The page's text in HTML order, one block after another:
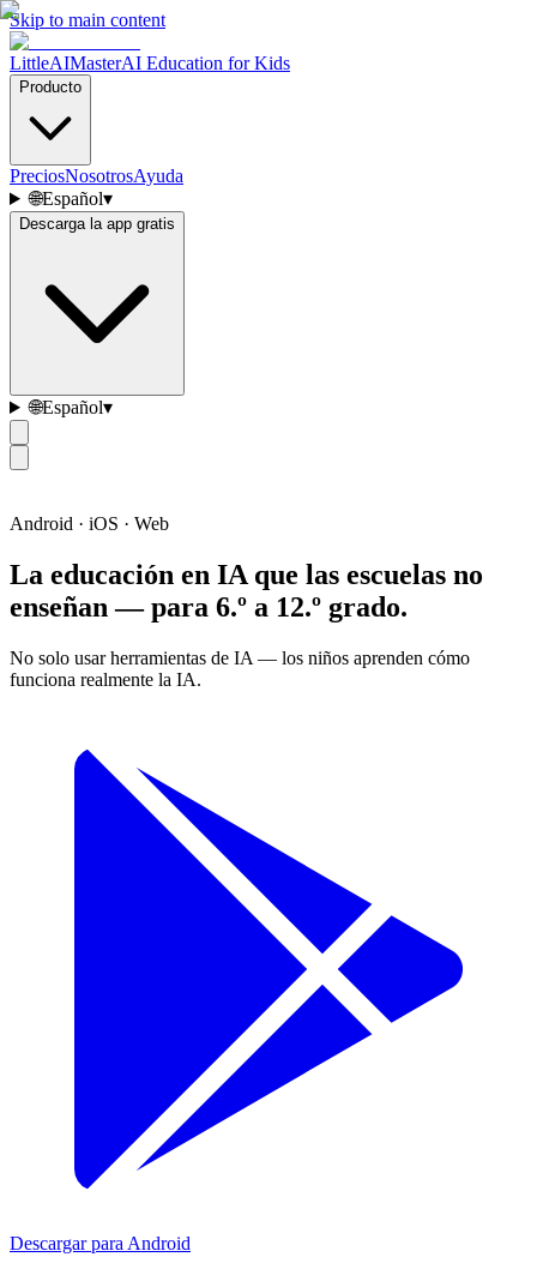
Skip to main content
LittleAIMasterAI Education for Kids
Producto
PreciosNosotrosAyuda
🌐Español▾
Descarga la app gratis
🌐Español▾
Android · iOS · Web
La educación en IA que las escuelas no
enseñan — para 6.º a 12.º grado.
No solo usar herramientas de IA — los niños aprenden cómo
funciona realmente la IA.
Descargar para Android